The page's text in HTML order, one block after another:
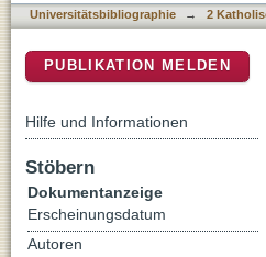
Universitätsbibliographie → 2
PUBLIKATION MELDEN
Hilfe und Informationen
Stöbern
Dokumentanzeige
Erscheinungsdatum
Autoren